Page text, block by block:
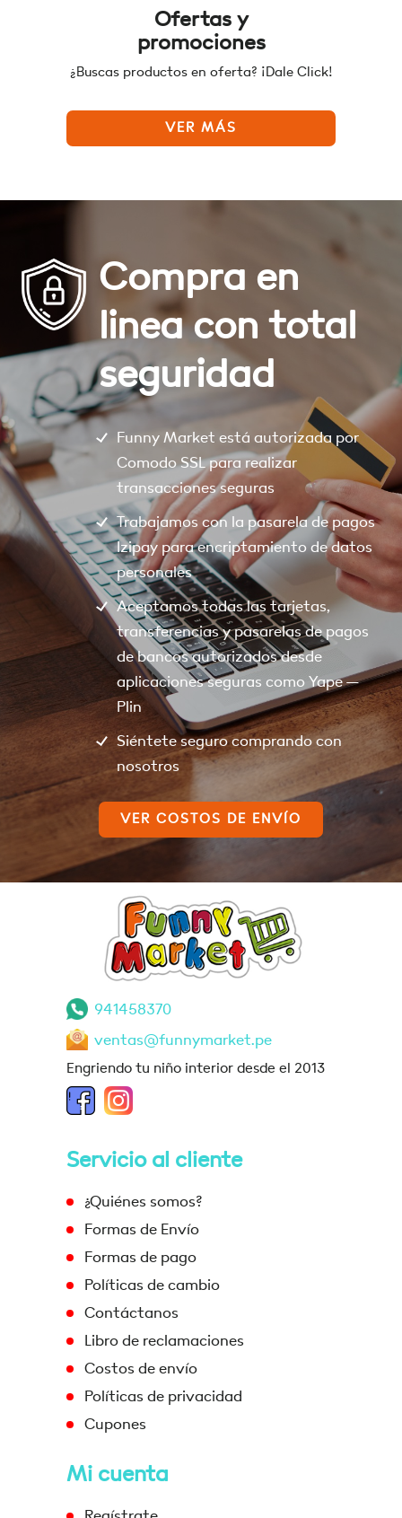
Ofertas y
promociones
¿Buscas productos en oferta? ¡Dale Click!
VER MÁS
Compra en
linea con total
seguridad
Funny Market está autorizada por
Comodo SSL para realizar
transacciones seguras
Trabajamos con la pasarela de pagos
Izipay para encriptamiento de datos
personales
Aceptamos todas las tarjetas,
transferencias y pasarelas de pagos
de bancos autorizados desde
aplicaciones seguras como Yape –
Plin
Siéntete seguro comprando con
nosotros
VER COSTOS DE ENVÍO
941458370
ventas@funnymarket.pe
Engriendo tu niño interior desde el 2013
Servicio al cliente
¿Quiénes somos?
Formas de Envío
Formas de pago
Políticas de cambio
Contáctanos
Libro de reclamaciones
Costos de envío
Políticas de privacidad
Cupones
Mi cuenta